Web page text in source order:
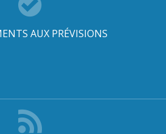
AUX PRÉVISIONS